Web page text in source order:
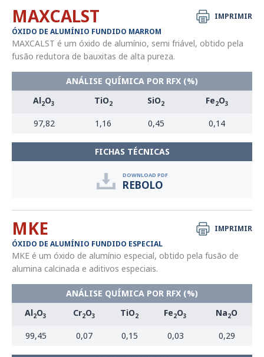
IMPRIMIR
MAXCALST
ÓXIDO DE ALUMÍNIO FUNDIDO MARROM
MAXCALST é um óxido de alumínio, semi friável, obtido pela
fusão redutora de bauxitas de alta pureza.
ANÁLISE QUÍMICA POR RFX (%)
Al2O3 TiO2 SiO2 Fe2O3
97,82 1,16 0,45 0,14
FICHAS TÉCNICAS
DOWNLOAD PDF
REBOLO
IMPRIMIR
MKE
ÓXIDO DE ALUMÍNIO FUNDIDO ESPECIAL
MKE é um óxido de alumínio especial, obtido pela fusão de
alumina calcinada e aditivos especiais.
ANÁLISE QUÍMICA POR RFX (%)
Al2O3 Cr2O3 TiO2 Fe2O3 Na2O
99,45 0,07 0,15 0,03 0,29